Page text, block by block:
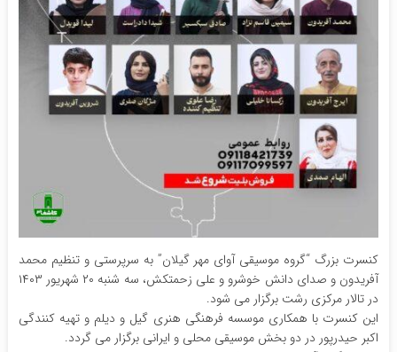
کنسرت بزرگ “گروه موسیقی آوای مهر گیلان” به سرپرستی و تنظیم محمد
آفریدون و صدای دانش خوشرو و علی زحمتکش، سه شنبه ۲۰ شهریور ۱۴۰۳
در تالار مرکزی رشت برگزار می شود.
این کنسرت با همکاری موسسه فرهنگی هنری گیل و دیلم و تهیه کنندگی
اکبر حیدرپور در دو بخش موسیقی محلی و ایرانی برگزار می گردد.